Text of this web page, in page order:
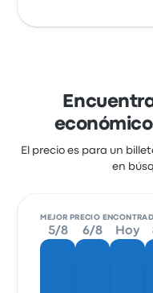
El precio es para un
en
MEJOR PRECIO
5/8 6/8 Hoy